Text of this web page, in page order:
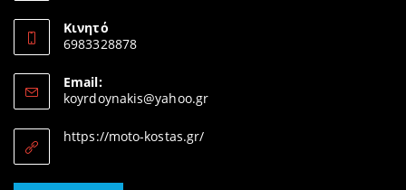
in
your
Κινητό
6983328878
in
your
application
Email:
koyrdoynakis@yahoo.grOpens
https://moto-kostas.gr/